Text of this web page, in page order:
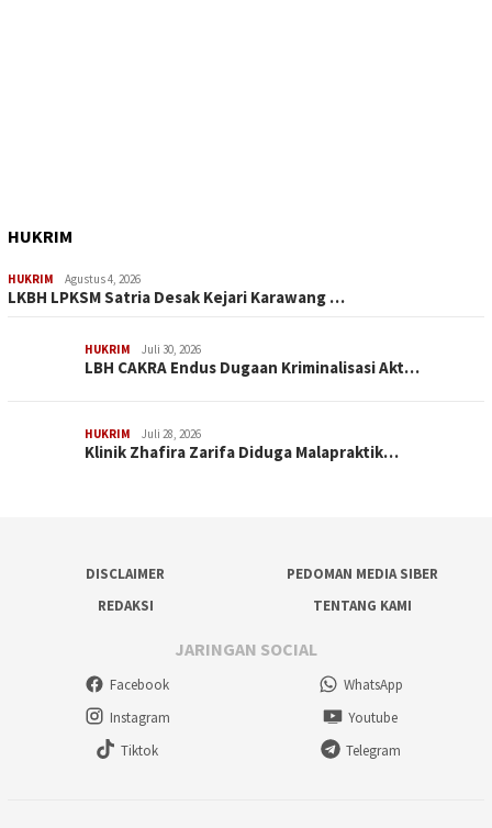
HUKRIM
HUKRIM Agustus 4, 2026
LKBH LPKSM Satria Desak Kejari Karawang …
HUKRIM Juli 30, 2026
LBH CAKRA Endus Dugaan Kriminalisasi Akt…
HUKRIM Juli 28, 2026
Klinik Zhafira Zarifa Diduga Malapraktik…
DISCLAIMER
PEDOMAN MEDIA SIBER
REDAKSI
TENTANG KAMI
JARINGAN SOCIAL
Facebook
WhatsApp
Instagram
Youtube
Tiktok
Telegram